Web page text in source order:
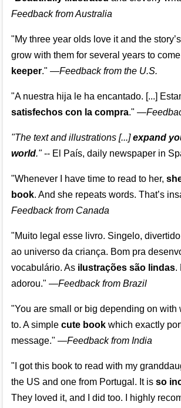
Feedback from Australia
"My three year olds love it and the
grow with them for several years to
keeper." —Feedback from the U.S.
"A nuestra hija le ha encantado. [...]
satisfechos con la compra." —
"The text and illustrations [...]expand
world."-- El País, daily newspaper in
"Whenever I have time to read to her,
book. And she repeats words. That’s
Feedback from Canada
"Muito legal esse livro. Singelo,
ao universo da criança. Bom pra
vocabulário. As ilustrações são lindas.
adorou." —Feedback from Brazil
"You are small or big depending on with
to. A simple cute bookwhich exactly
message." —Feedback from India
"I got this book to read with my
the US and one from Portugal. It is so
They loved it, and I did too. I highly